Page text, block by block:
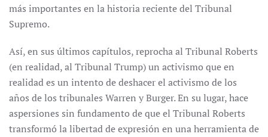
más importantes en la historia reciente del Tribunal
Supremo.
Así, en sus últimos capítulos, reprocha al Tribunal Roberts
(en realidad, al Tribunal Trump) un activismo que en
realidad es un intento de deshacer el activismo de los
años de los tribunales Warren y Burger. En su lugar, hace
aspersiones sin fundamento de que el Tribunal Roberts
transformó la libertad de expresión en una herramienta de